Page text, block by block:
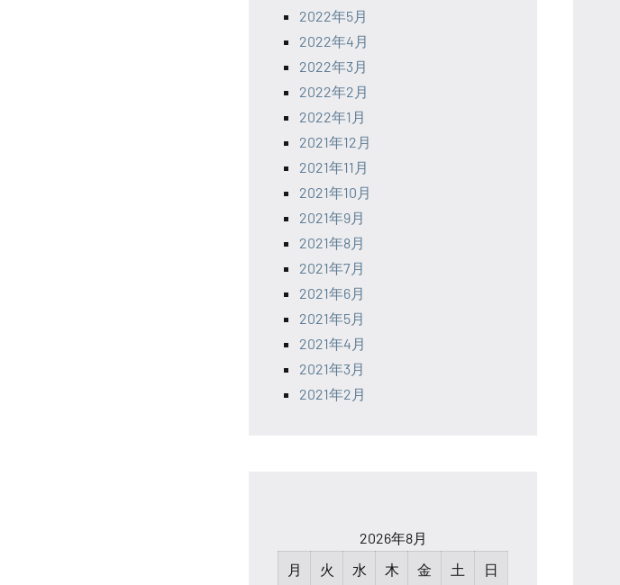
2022年5月
2022年4月
2022年3月
2022年2月
2022年1月
2021年12月
2021年11月
2021年10月
2021年9月
2021年8月
2021年7月
2021年6月
2021年5月
2021年4月
2021年3月
2021年2月
2026年8月
月
火 水 木 金 土 日